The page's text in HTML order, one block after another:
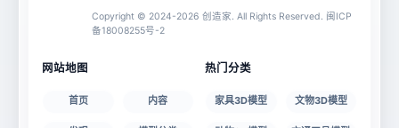
Copyright © 2024-2026 创造家. All Rights Reserved. 闽ICP
备18008255号-2
网站地图
首页 内容
热门分类
家具3D模型 文物3D模型